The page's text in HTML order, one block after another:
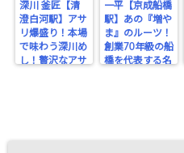
深川 釜匠【清
澄白河駅】アサ
リ爆盛り！本場
で味わう深川め
し！贅沢なアサ
一平【京成船橋
駅】あの『増や
ま』のルーツ！
創業70年級の船
橋を代表する名